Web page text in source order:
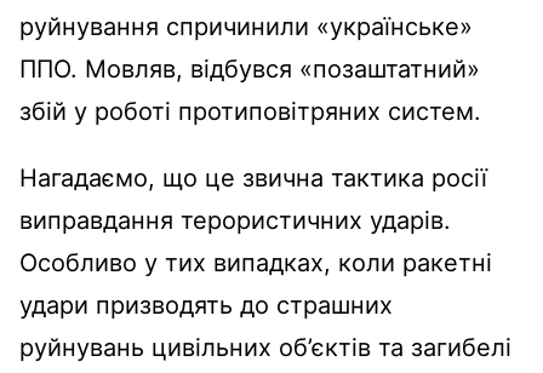
руйнування спричинили «українське»
ППО. Мовляв, відбувся «позаштатний»
збій у роботі протиповітряних систем.
Нагадаємо, що це звична тактика росії
виправдання терористичних ударів.
Особливо у тих випадках, коли ракетні
удари призводять до страшних
руйнувань цивільних об’єктів та загибелі